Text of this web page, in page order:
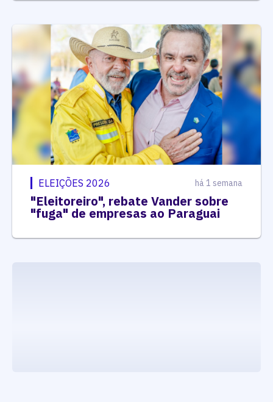
ELEIÇÕES 2026 há 1 semana
"Eleitoreiro", rebate Vander sobre
"fuga" de empresas ao Paraguai